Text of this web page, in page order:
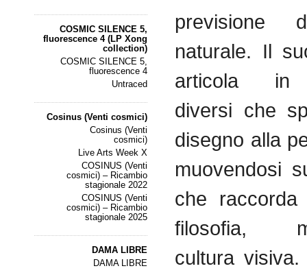
COSMIC SILENCE 5,
fluorescence 4 (LP Xong
collection)
COSMIC SILENCE 5,
fluorescence 4
Untraced
Cosinus (Venti cosmici)
Cosinus (Venti
cosmici)
Live Arts Week X
COSINUS (Venti
cosmici) – Ricambio
stagionale 2022
COSINUS (Venti
cosmici) – Ricambio
stagionale 2025
DAMA LIBRE
DAMA LIBRE
previsione
naturale. Il
articola in
diversi che
disegno alla
muovendosi
che raccorda
filosofia,
cultura